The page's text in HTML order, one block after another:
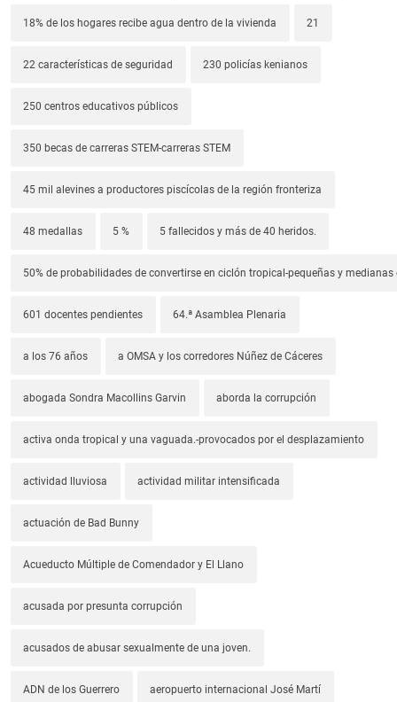
18% de los hogares recibe agua dentro de la vivienda 21
22 características de seguridad 230 policías kenianos
250 centros educativos públicos
350 becas de carreras STEM-carreras STEM
45 mil alevines a productores piscícolas de la región fronteriza
48 medallas 5 % 5 fallecidos y más de 40 heridos.
50% de probabilidades de convertirse en ciclón tropical-pequeñas y
601 docentes pendientes 64.ª Asamblea Plenaria
a los 76 años a OMSA y los corredores Núñez de Cáceres
abogada Sondra Macollins Garvin aborda la corrupción
activa onda tropical y una vaguada.-provocados por el desplazamiento
actividad lluviosa actividad militar intensificada
actuación de Bad Bunny
Acueducto Múltiple de Comendador y El Llano
acusada por presunta corrupción
acusados de abusar sexualmente de una joven.
ADN de los Guerrero aeropuerto internacional José Martí